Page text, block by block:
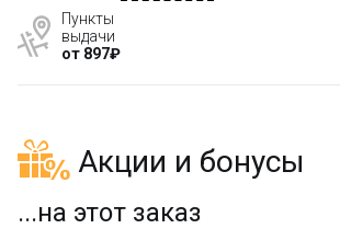
Пункты
выдачи
от 897₽
Акции и бонусы
...на этот заказ